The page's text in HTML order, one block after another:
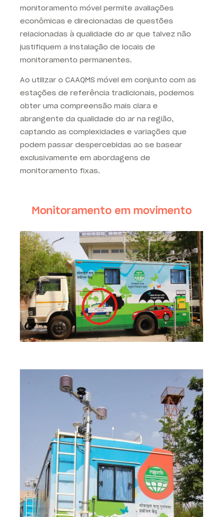
monitoramento móvel permite avaliações
econômicas e direcionadas de questões
relacionadas à qualidade do ar que talvez não
justifiquem a instalação de locais de
monitoramento permanentes.
Ao utilizar o CAAQMS móvel em conjunto com as
estações de referência tradicionais, podemos
obter uma compreensão mais clara e
abrangente da qualidade do ar na região,
captando as complexidades e variações que
podem passar despercebidas ao se basear
exclusivamente em abordagens de
monitoramento fixas.
Monitoramento em movimento